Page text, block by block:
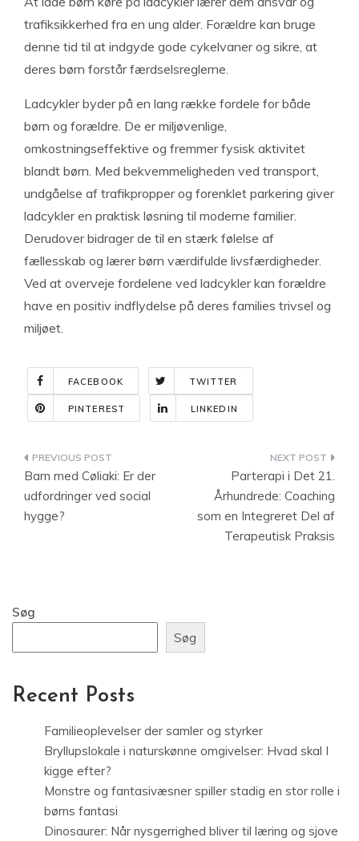
trafiksikkerhed fra en ung alder. Forældre kan bruge
denne tid til at indgyde gode cykelvaner og sikre, at
deres børn forstår færdselsreglerne.
Ladcykler byder på en lang række fordele for både
børn og forældre. De er miljøvenlige,
omkostningseffektive og fremmer fysisk aktivitet
blandt børn. Med bekvemmeligheden ved transport,
undgåelse af trafikpropper og forenklet parkering giver
ladcykler en praktisk løsning til moderne familier.
Derudover bidrager de til en stærk følelse af
fællesskab og lærer børn værdifulde livsfærdigheder.
Ved at overveje fordelene ved ladcykler kan forældre
have en positiv indflydelse på deres families trivsel og
miljøet.
FACEBOOK TWITTER
PINTEREST LINKEDIN
Indlægsnavigation
Barn med Cøliaki: Er der
udfordringer ved social
hygge?
Parterapi i Det 21.
Århundrede: Coaching
som en Integreret Del af
Terapeutisk Praksis
Søg
Søg
Recent Posts
Familieoplevelser der samler og styrker
Bryllupslokale i naturskønne omgivelser: Hvad skal I
kigge efter?
Monstre og fantasivæsner spiller stadig en stor rolle i
børns fantasi
Dinosaurer: Når nysgerrighed bliver til læring og sjove